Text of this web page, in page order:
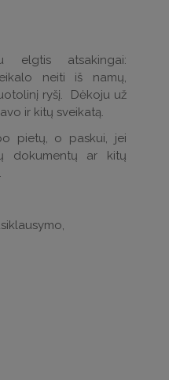
elgtis atsakingai:
neiti iš namų,
ryšį. Dėkoju už
ir kitų sveikatą.
pietų, o paskui, jei
dokumentų ar kitų